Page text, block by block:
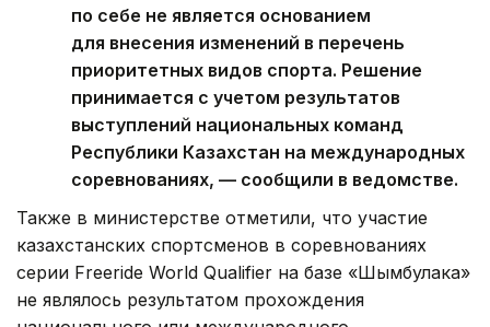
по себе не является основанием
для внесения изменений в перечень
приоритетных видов спорта. Решение
принимается с учетом результатов
выступлений национальных команд
Республики Казахстан на международных
соревнованиях, — сообщили в ведомстве.
Также в министерстве отметили, что участие
казахстанских спортсменов в соревнованиях
серии Freeride World Qualifier на базе «Шымбулака»
не являлось результатом прохождения